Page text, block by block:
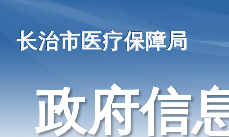
长治市医疗保障局
政府信